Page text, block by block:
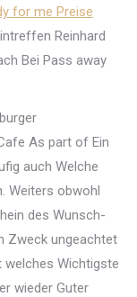
for me Preise
Reinhard
Bei Pass away
As part of Ein
auch Welche
Weiters obwohl
des Wunsch-
Zweck ungeachtet
Wichtigste
wieder Guter